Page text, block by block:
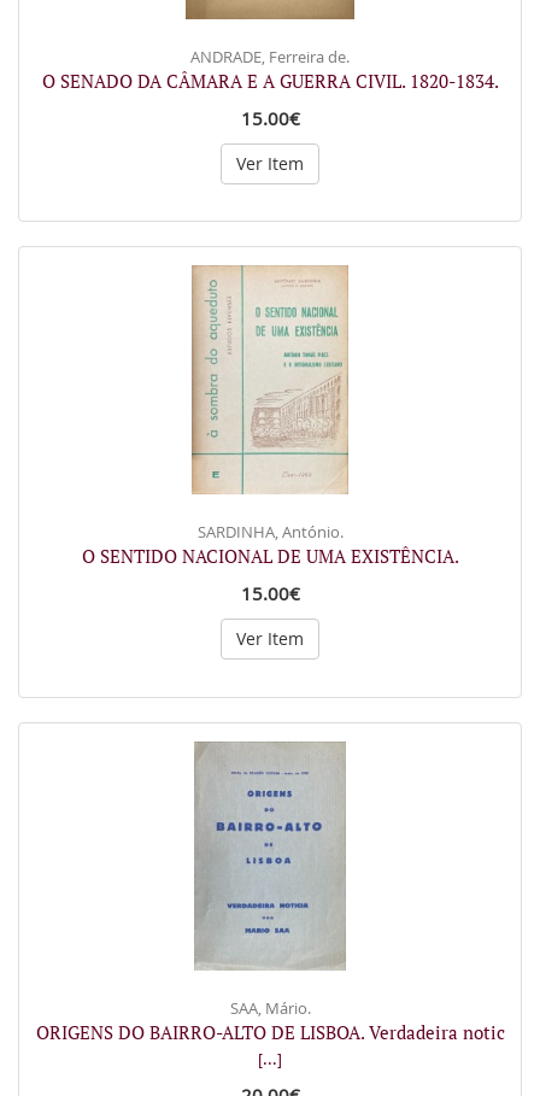
ANDRADE, Ferreira de.
O SENADO DA CÂMARA E A GUERRA CIVIL. 1820-1834.
15.00€
Ver Item
SARDINHA, António.
O SENTIDO NACIONAL DE UMA EXISTÊNCIA.
15.00€
Ver Item
SAA, Mário.
ORIGENS DO BAIRRO-ALTO DE LISBOA. Verdadeira notic
[...]